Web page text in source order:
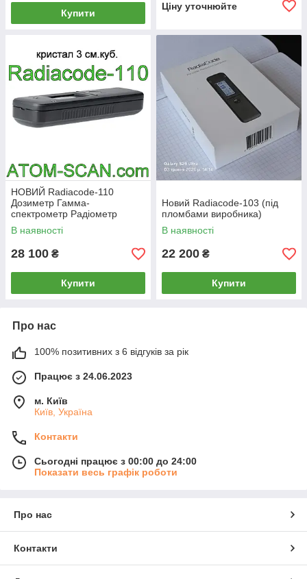
Купити
Ціну уточнюйте
НОВИЙ Radiacode-110
Дозиметр Гамма-
спектрометр Радіометр
Сцинтилятор SKU:RC110 CsI
8.4% ±0.3% FWH
В наявності
28 100 ₴
Купити
Новий Radiacode-103 (під
пломбами виробника)
В наявності
22 200 ₴
Купити
Про нас
100% позитивних з 6 відгуків за рік
Працює з 24.06.2023
м. Київ
Київ, Україна
Контакти
Сьогодні працює з 00:00 до 24:00
Показати весь графік роботи
Про нас
Контакти